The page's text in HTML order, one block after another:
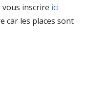
inscrire ici
car les places sont